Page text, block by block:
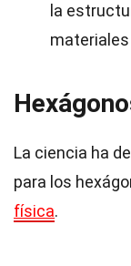
la
La ciencia ha
para los
física.